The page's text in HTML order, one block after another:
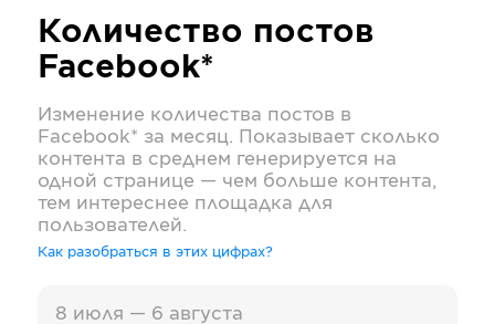
Количество постов
Facebook*
Изменение количества постов в
Facebook* за месяц. Показывает сколько
контента в среднем генерируется на
одной странице — чем больше контента,
тем интереснее площадка для
пользователей.
Как разобраться в этих цифрах?
8 июля — 6 августа